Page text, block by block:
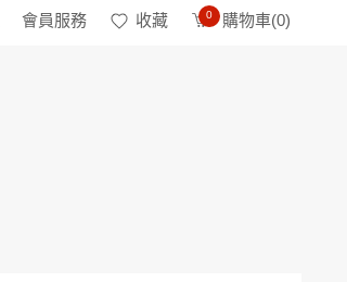
會員服務 收藏 0 購物車(0)